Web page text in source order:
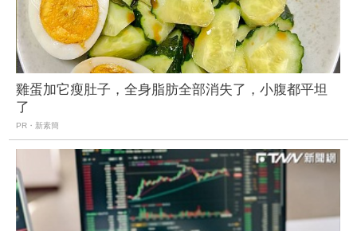
雞蛋加它瘦肚子，全身脂肪全部消失了，小腹都平坦
了
PR・新素簡